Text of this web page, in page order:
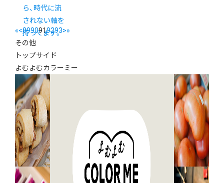
ら、時代に流
されない軸を
持ってます。
«<8990919293>»
その他
トップサイド
よむよむカラーミー